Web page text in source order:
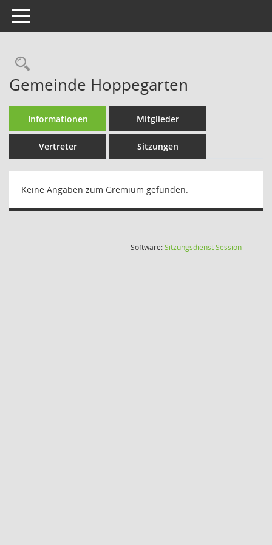
Toggle navigation
Rechercheauswahl
Gemeinde Hoppegarten
Informationen Mitglieder
Vertreter Sitzungen
Keine Angaben zum Gremium gefunden.
Software:SitzungsdienstSession(Wird in